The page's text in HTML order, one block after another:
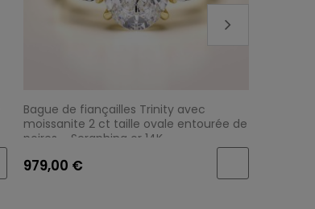
Bague de fiançailles Trinity avec
moissanite 2 ct taille ovale entourée de
poires – Seraphina or 14K
979,00 €